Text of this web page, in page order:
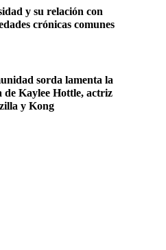
y su relación con
crónicas comunes
sorda lamenta la
de Kaylee Hottle, actriz
y Kong